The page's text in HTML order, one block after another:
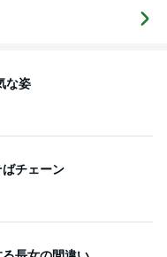
な姿
チェーン